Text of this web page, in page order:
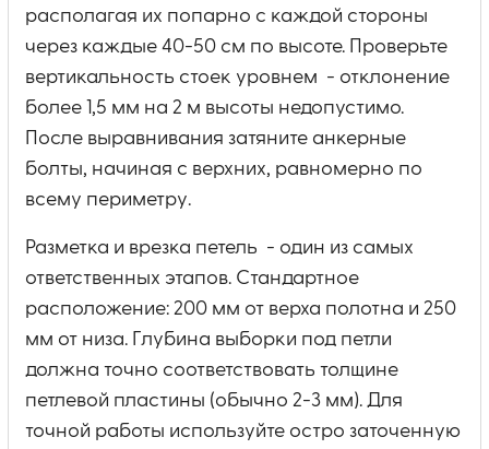
располагая их попарно с каждой стороны
через каждые 40-50 см по высоте. Проверьте
вертикальность стоек уровнем - отклонение
более 1,5 мм на 2 м высоты недопустимо.
После выравнивания затяните анкерные
болты, начиная с верхних, равномерно по
всему периметру.
Разметка и врезка петель - один из самых
ответственных этапов. Стандартное
расположение: 200 мм от верха полотна и 250
мм от низа. Глубина выборки под петли
должна точно соответствовать толщине
петлевой пластины (обычно 2-3 мм). Для
точной работы используйте остро заточенную